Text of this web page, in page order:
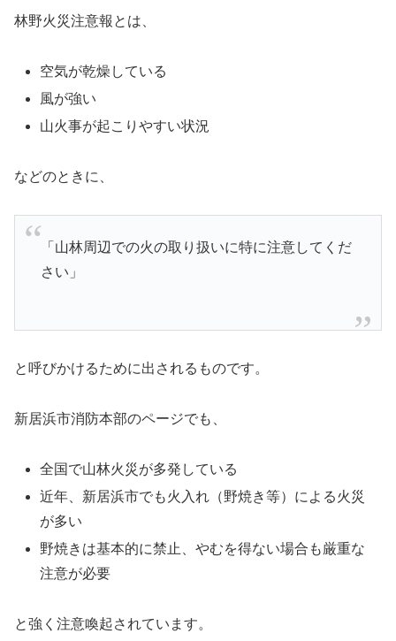
林野火災注意報とは、
空気が乾燥している
風が強い
山火事が起こりやすい状況
などのときに、
「山林周辺での火の取り扱いに特に注意してくだ
さい」
と呼びかけるために出されるものです。
新居浜市消防本部のページでも、
全国で山林火災が多発している
近年、新居浜市でも火入れ（野焼き等）による火災
が多い
野焼きは基本的に禁止、やむを得ない場合も厳重な
注意が必要
と強く注意喚起されています。